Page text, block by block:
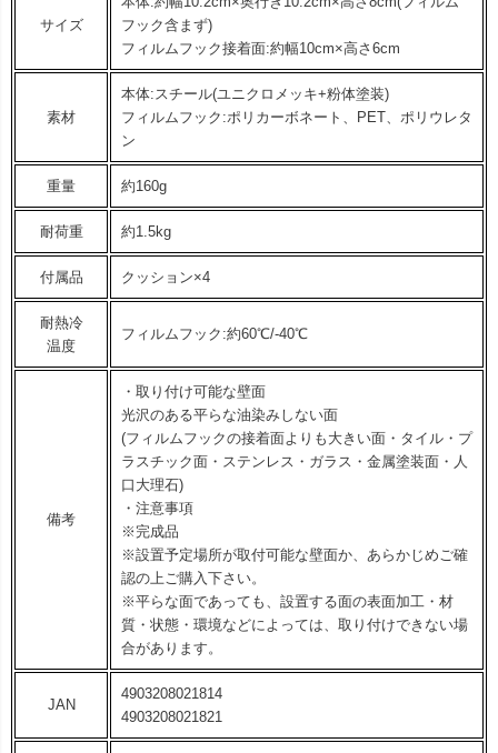
サイズ
フック含まず)
フィルムフック接着面:約幅10cm×高さ6cm
素材
本体:スチール(ユニクロメッキ+粉体塗装)
フィルムフック:ポリカーボネート、PET、ポリウレタ
ン
重量 約160g
耐荷重 約1.5kg
付属品 クッション×4
耐熱冷
温度
フィルムフック:約60℃/-40℃
備考
・取り付け可能な壁面
光沢のある平らな油染みしない面
(フィルムフックの接着面よりも大きい面・タイル・プ
ラスチック面・ステンレス・ガラス・金属塗装面・人
口大理石)
・注意事項
※完成品
※設置予定場所が取付可能な壁面か、あらかじめご確
認の上ご購入下さい。
※平らな面であっても、設置する面の表面加工・材
質・状態・環境などによっては、取り付けできない場
合があります。
JAN
4903208021814
4903208021821